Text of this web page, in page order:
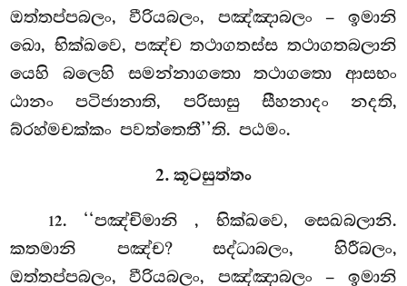
ඔත්තප්පබලං, වීරියබලං, පඤ්ඤාබලං – ඉමානි
ඛො, භික්ඛවෙ, පඤ්ච තථාගතස්ස තථාගතබලානි
යෙහි බලෙහි සමන්නාගතො තථාගතො ආසභං
ඨානං පටිජානාති, පරිසාසු සීහනාදං නදති,
බ්රහ්මචක්කං පවත්තෙතී’’ති. පඨමං.
2. කූටසුත්තං
12. ‘‘පඤ්චිමානි, භික්ඛවෙ, සෙඛබලානි.
කතමානි පඤ්ච? සද්ධාබලං, හිරීබලං,
ඔත්තප්පබලං, වීරියබලං, පඤ්ඤාබලං – ඉමානි